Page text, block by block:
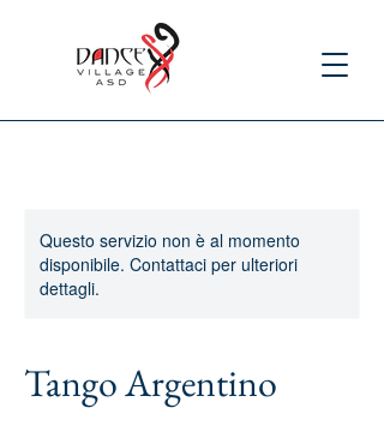
Questo servizio non è al momento
disponibile. Contattaci per ulteriori
dettagli.
Tango Argentino